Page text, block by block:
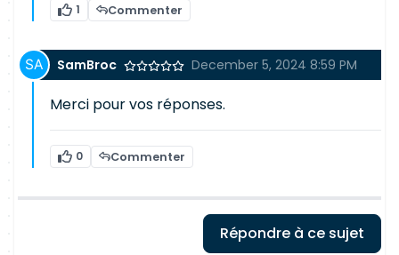
1 Commenter
SamBroc December 5, 2024 8:59 PM
Merci pour vos réponses.
0 Commenter
Répondre à ce sujet